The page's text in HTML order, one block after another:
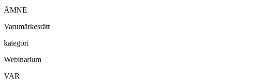
ÄMNE
Varumärkesrätt
kategori
Webinarium
VAR